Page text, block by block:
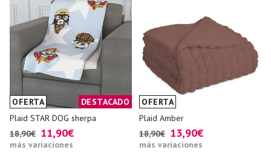
OFERTA
DESTACADO
Plaid STAR DOG sherpa
18,90€ 11,90€
más variaciones
OFERTA
Plaid Amber
18,90€ 13,90€
más variaciones